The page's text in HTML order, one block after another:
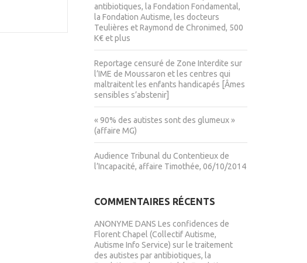
antibiotiques, la Fondation Fondamental,
la Fondation Autisme, les docteurs
Teulières et Raymond de Chronimed, 500
K€ et plus
Reportage censuré de Zone Interdite sur
l’IME de Moussaron et les centres qui
maltraitent les enfants handicapés [Âmes
sensibles s’abstenir]
« 90% des autistes sont des glumeux »
(affaire MG)
Audience Tribunal du Contentieux de
l’Incapacité, affaire Timothée, 06/10/2014
COMMENTAIRES RÉCENTS
ANONYME DANS Les confidences de
Florent Chapel (Collectif Autisme,
Autisme Info Service) sur le traitement
des autistes par antibiotiques, la